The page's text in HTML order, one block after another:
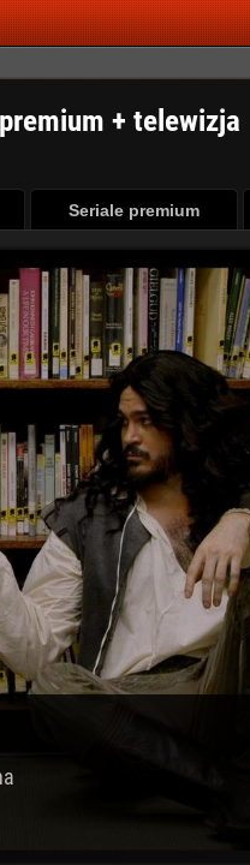
+ telewizja
Seriale premium